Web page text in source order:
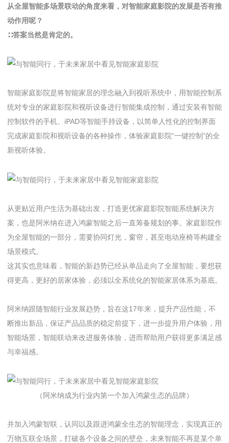
从全屋智能多场景联动的角度来看，对智能家庭影院的发展是否有推
动作用呢？
∷答案当然是肯定的。
智能家庭影院是将智能家居的理念融入到视听系统中，用智能控制系
统对专业的家庭影院和视听设备进行智能集成控制，通过安装有智能
控制软件的手机、iPAD等智能手持设备，以简单人性化的控制界面
完成家庭影院和视听设备的各种操作，体验家庭影院“一键控制”的全
新视听体验。
从更贴近用户生活为基础出发，打造更优家庭影院智能系统解决方
案，也是阿米纳在进入鸿蒙智能之后一直筹备规划的事。家庭影院作
为全屋智能的一部分，需要协同灯光，窗帘，甚至电动座椅等构建全
场景模式。
这其实也意味着，智能的新趋势已经从单品走向了全屋智能，要想获
得更高，更好的居家体验，必须以全系统化的智能家居体系为基底。
阿米纳跟随智能行业发展趋势，旨在这17年来，提升产品性能，不
断推出新品，保证产品品质的稳定前提下，进一步提升用户体验，用
智能场景，智能联动来改进服务体验，进而帮助用户获得更多满足感
与幸福感。
（阿米纳成为行业内第一个加入鸿蒙生态的品牌）
并加入鸿蒙智联，认同以及跟进鸿蒙全生态的智能理念，实现真正的
万物互联全场景，打破各个设备之间的壁垒，未来智能不再是某个单